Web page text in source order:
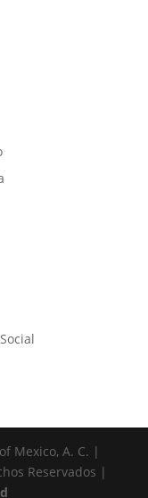
Mexico, A. C. |
Reservados |